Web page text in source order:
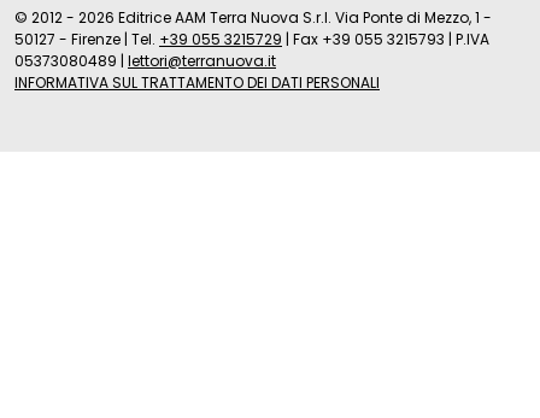
© 2012 - 2026 Editrice AAM Terra Nuova S.r.l. Via Ponte di Mezzo, 1 -
50127 - Firenze | Tel. +39 055 3215729 | Fax +39 055 3215793 | P.IVA
05373080489 | lettori@terranuova.it
INFORMATIVA SUL TRATTAMENTO DEI DATI PERSONALI